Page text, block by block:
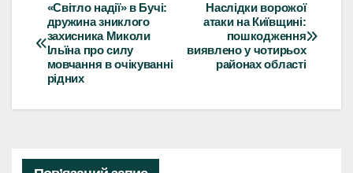
Навігація
записів
Наслідки ворожої
атаки на Київщині:
пошкодження
виявлено у чотирьох
районах області
«Світло надії» в Бучі:
дружина зниклого
захисника Миколи
Ільїна про силу
мовчання в очікуванні
рідних